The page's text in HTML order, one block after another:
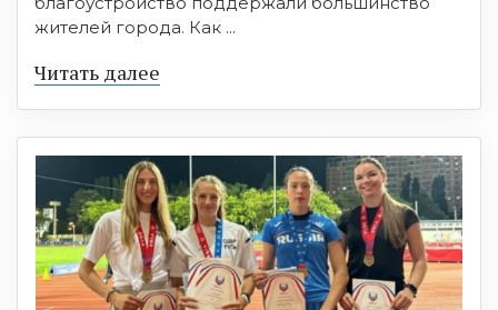
жителей города. Как ...
Читать далее